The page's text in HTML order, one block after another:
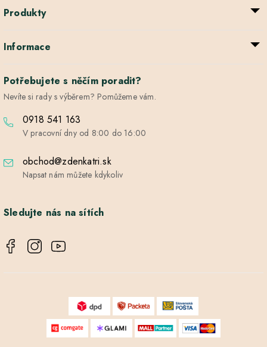
Produkty
Informace
Potřebujete s něčím poradit?
Nevíte si rady s výběrem? Pomůžeme vám.
0918 541 163
V pracovní dny od 8:00 do 16:00
obchod@zdenkatri.sk
Napsat nám můžete kdykoliv
Sledujte nás na sítích